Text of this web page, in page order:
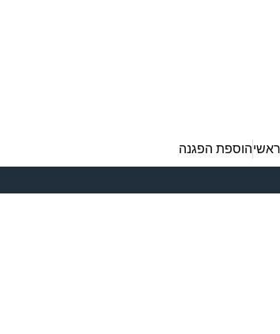
הוספת הפגנה